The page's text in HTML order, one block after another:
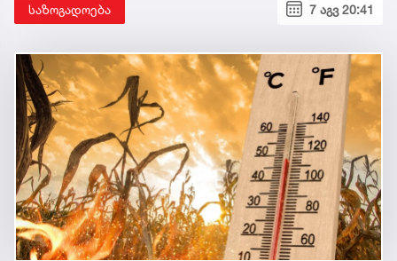
საზოგადოება 7 აგვ 20:41